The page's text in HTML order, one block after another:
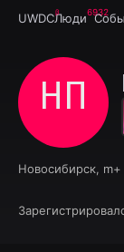
UWDCЛюди6932
НП
Новосибирск,